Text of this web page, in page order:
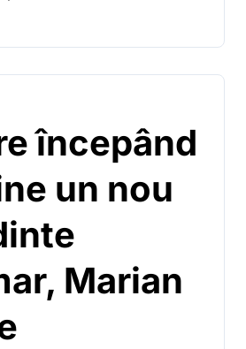
începând
un nou
Marian